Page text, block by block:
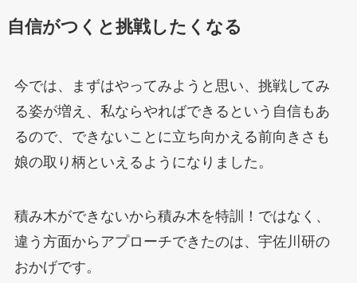
自信がつくと挑戦したくなる
今では、まずはやってみようと思い、挑戦してみ
る姿が増え、私ならやればできるという自信もあ
るので、できないことに立ち向かえる前向きさも
娘の取り柄といえるようになりました。
積み木ができないから積み木を特訓！ではなく、
違う方面からアプローチできたのは、宇佐川研の
おかげです。